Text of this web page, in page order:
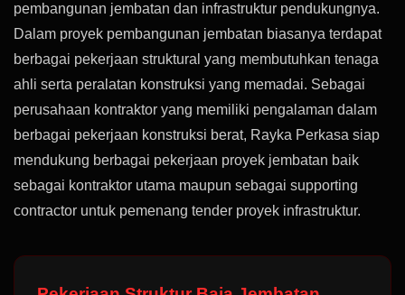
pembangunan jembatan dan infrastruktur pendukungnya.
Dalam proyek pembangunan jembatan biasanya terdapat
berbagai pekerjaan struktural yang membutuhkan tenaga
ahli serta peralatan konstruksi yang memadai. Sebagai
perusahaan kontraktor yang memiliki pengalaman dalam
berbagai pekerjaan konstruksi berat, Rayka Perkasa siap
mendukung berbagai pekerjaan proyek jembatan baik
sebagai kontraktor utama maupun sebagai supporting
contractor untuk pemenang tender proyek infrastruktur.